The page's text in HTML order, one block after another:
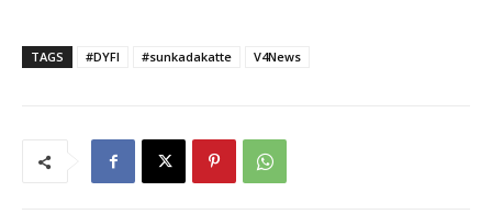
TAGS #DYFI #sunkadakatte V4News